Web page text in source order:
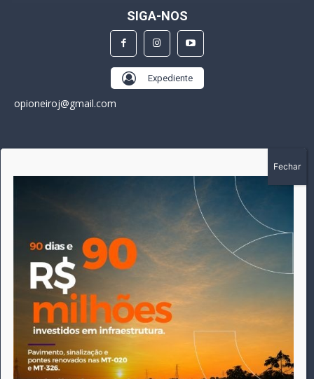
SIGA-NOS
Expediente
opioneiroj@gmail.com
A história do Pioneiro inicia em fevereiro de 2005 em
Canarana - MT, na época, como um jornal impresso semanal,
que chegou a possuir mil assinantes. Durante 15 anos, foram
publicadas 691 edições que narraram os acontecimentos
políticos, policiais e cotidianos de Canarana e região. Fiel a sua
origem, pautado sempre pela busca incessante da
imparcialidade, faz jus a sua logo, com o característico "avião
da praça" de Canarana, sendo o símbolo do
comprometimento deste veículo de comunicação com o
relato dos fatos neste município. Em 06 de dezembro de 2019
circulou a última edição impressa do jornal, que desde então
tem veiculação exclusivamente online.